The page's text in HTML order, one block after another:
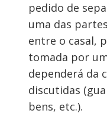
pedido de
uma das
entre o casal,
tomada por
dependerá da
discutidas
bens, etc.).